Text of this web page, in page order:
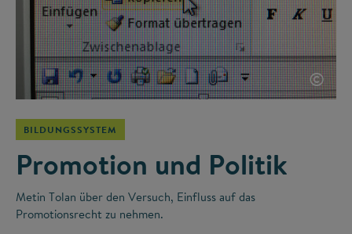
©
BILDUNGSSYSTEM
Promotion und Politik
Metin Tolan über den Versuch, Einfluss auf das
Promotionsrecht zu nehmen.